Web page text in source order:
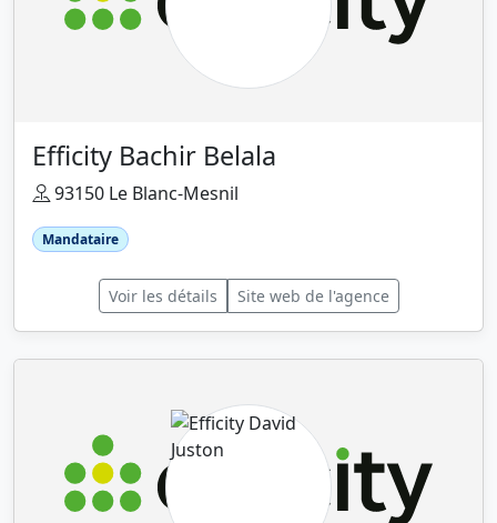
Efficity Bachir Belala
93150 Le Blanc-Mesnil
Mandataire
Voir les détails Site web de l'agence